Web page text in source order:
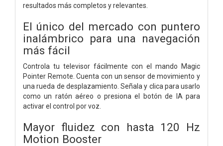
resultados más completos y relevantes.
El único del mercado con puntero
inalámbrico para una navegación
más fácil
Controla tu televisor fácilmente con el mando Magic
Pointer Remote. Cuenta con un sensor de movimiento y
una rueda de desplazamiento. Señala y clica para usarlo
como un ratón aéreo o presiona el botón de IA para
activar el control por voz.
Mayor fluidez con hasta 120 Hz
Motion Booster